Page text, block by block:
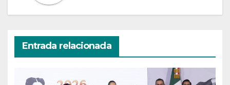
Entrada relacionada